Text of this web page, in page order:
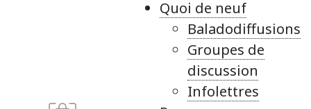
Quoi de neuf
Baladodiffusions
Groupes de
discussion
Infolettres